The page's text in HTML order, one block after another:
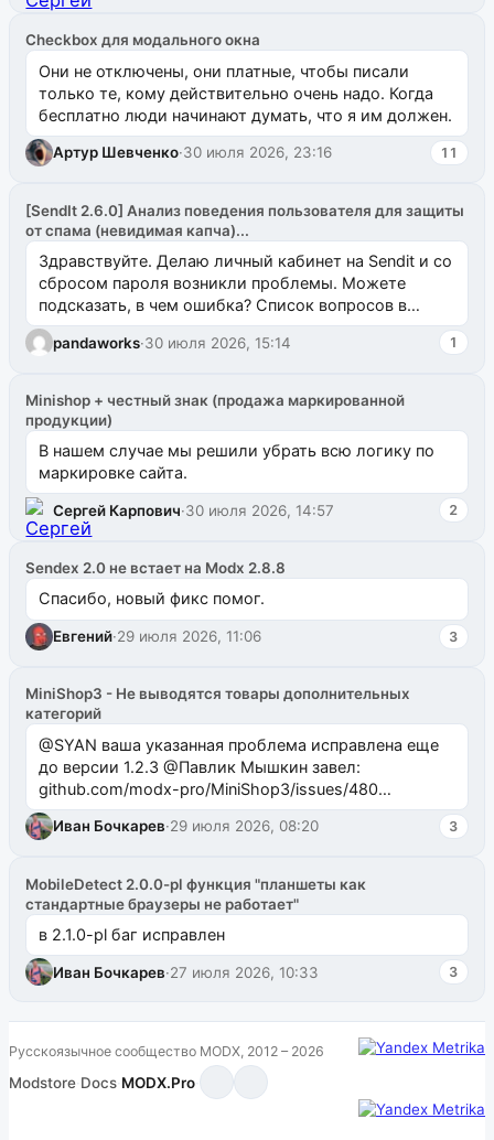
Checkbox для модального окна
Они не отключены, они платные, чтобы писали
только те, кому действительно очень надо. Когда
бесплатно люди начинают думать, что я им должен.
Артур Шевченко·30 июля 2026, 23:16 11
[SendIt 2.6.0] Анализ поведения пользователя для защиты
от спама (невидимая капча)...
Здравствуйте. Делаю личный кабинет на Sendit и со
сбросом пароля возникли проблемы. Можете
подсказать, в чем ошибка? Список вопросов в
одноименном разделе на modx.pro пока пуст, и,...
pandaworks·30 июля 2026, 15:14 1
Minishop + честный знак (продажа маркированной
продукции)
В нашем случае мы решили убрать всю логику по
маркировке сайта.
Сергей Карпович·30 июля 2026, 14:57 2
Sendex 2.0 не встает на Modx 2.8.8
Спасибо, новый фикс помог.
Евгений·29 июля 2026, 11:06 3
MiniShop3 - Не выводятся товары дополнительных
категорий
@SYAN ваша указанная проблема исправлена еще
до версии 1.2.3 @Павлик Мышкин завел:
github.com/modx-pro/MiniShop3/issues/480
github.com/modx-pro/MiniShop3/issues/481Исправим
в б...
Иван Бочкарев·29 июля 2026, 08:20 3
MobileDetect 2.0.0-pl функция "планшеты как
стандартные браузеры не работает"
в 2.1.0-pl баг исправлен
Иван Бочкарев·27 июля 2026, 10:33 3
Русскоязычное сообщество MODX, 2012 – 2026
Modstore·Docs·MODX.Pro·